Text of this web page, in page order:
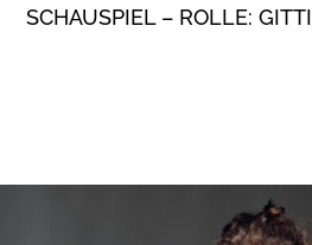
SCHAUSPIEL – ROLLE: GITTI